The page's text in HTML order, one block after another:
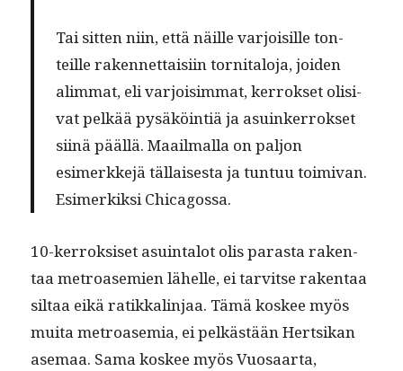
Tai sit­ten niin, että näille var­joisille ton­
teille raken­net­taisi­in tor­ni­talo­ja, joiden
alim­mat, eli var­joisim­mat, ker­rokset oli­si­
vat pelkää pysäköin­tiä ja asuinker­rokset
siinä pääl­lä. Maail­mal­la on paljon
esimerkke­jä täl­lais­es­ta ja tun­tuu toimi­van.
Esimerkik­si Chicagossa.
10-ker­roksiset asuin­talot olis paras­ta rak­en­
taa metroasemien lähelle, ei tarvitse rak­en­taa
sil­taa eikä ratikkalin­jaa. Tämä kos­kee myös
mui­ta metroasemia, ei pelkästään Hert­sikan
ase­maa. Sama kos­kee myös Vuosaar­ta,